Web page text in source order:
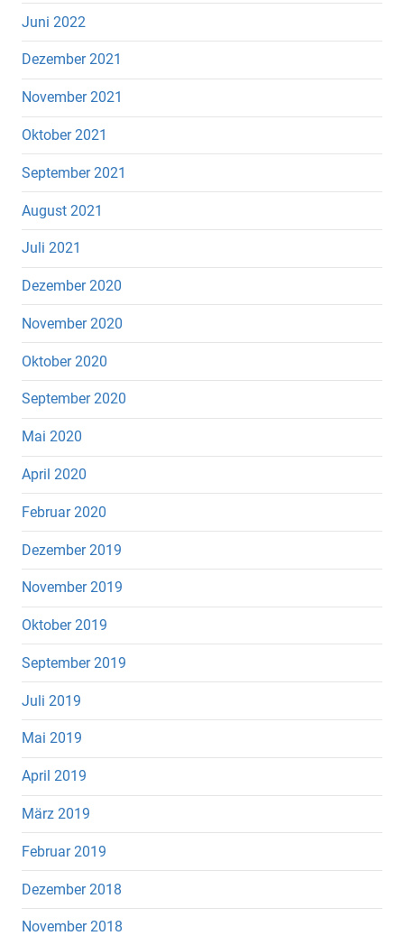
Juni 2022
Dezember 2021
November 2021
Oktober 2021
September 2021
August 2021
Juli 2021
Dezember 2020
November 2020
Oktober 2020
September 2020
Mai 2020
April 2020
Februar 2020
Dezember 2019
November 2019
Oktober 2019
September 2019
Juli 2019
Mai 2019
April 2019
März 2019
Februar 2019
Dezember 2018
November 2018